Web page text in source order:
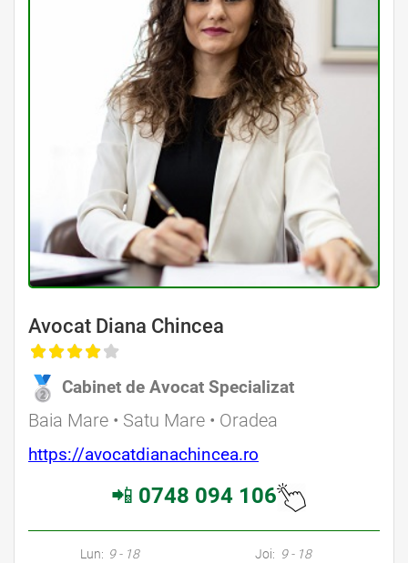
Avocat Diana Chincea
Cabinet de Avocat Specializat
Baia Mare • Satu Mare • Oradea
https://avocatdianachincea.ro
📲 0748 094 106
Lun: 9 - 18
Joi: 9 - 18